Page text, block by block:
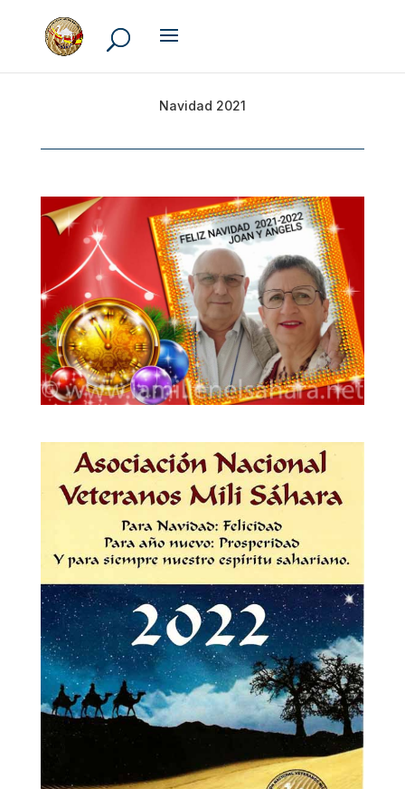
Navidad 2021